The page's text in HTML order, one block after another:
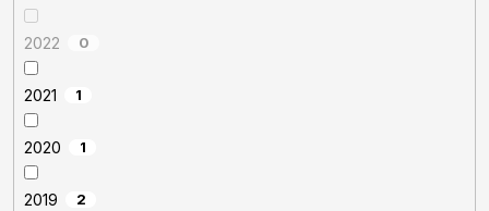
2022 0
2021 1
2020 1
2019 2